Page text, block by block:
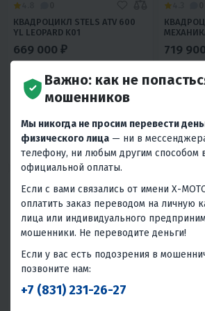
КВАДРОЦИКЛ STELS ATV 600
YL LEOPARD K01
669 000 ₽
В 1 КЛИК
594 39 Полный 4WD
Да
Водяное
Сталь
15 лет и старше
Россия
719
622
Россия
26
Важно: как не
мошенников
Мы никогда не просим перевести
физического лица — ни в
телефону, ни любым другим способом
официальной оплаты.
Если с вами связались от имени X-
оплатить заказ переводом на личную
лица или индивидуального
мошенники. Не переводите деньги!
Если у вас есть подозрения в
позвоните нам:
+7 (831) 231-26-27